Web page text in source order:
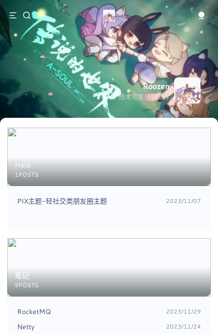
Roozen
技术宅男拯救世界
Halo
1POSTS
PIX主题-轻社交类朋友圈主题 2023/11/07
笔记
9POSTS
RocketMQ 2023/11/29
Netty 2023/11/24